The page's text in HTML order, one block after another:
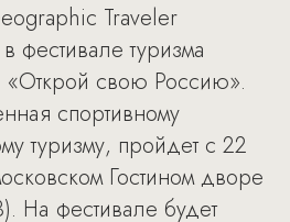
Traveler
фестивале туризма
«Открой свою Россию».
спортивному
туризму, пройдет с 22
Гостином дворе
На фестивале будет